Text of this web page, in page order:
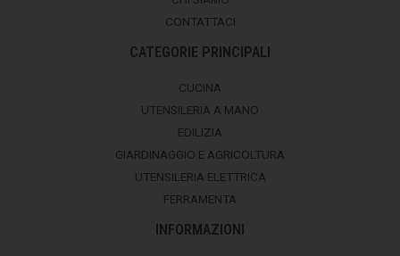
CONTATTACI
CATEGORIE PRINCIPALI
CUCINA
UTENSILERIA A MANO
EDILIZIA
GIARDINAGGIO E AGRICOLTURA
UTENSILERIA ELETTRICA
FERRAMENTA
INFORMAZIONI